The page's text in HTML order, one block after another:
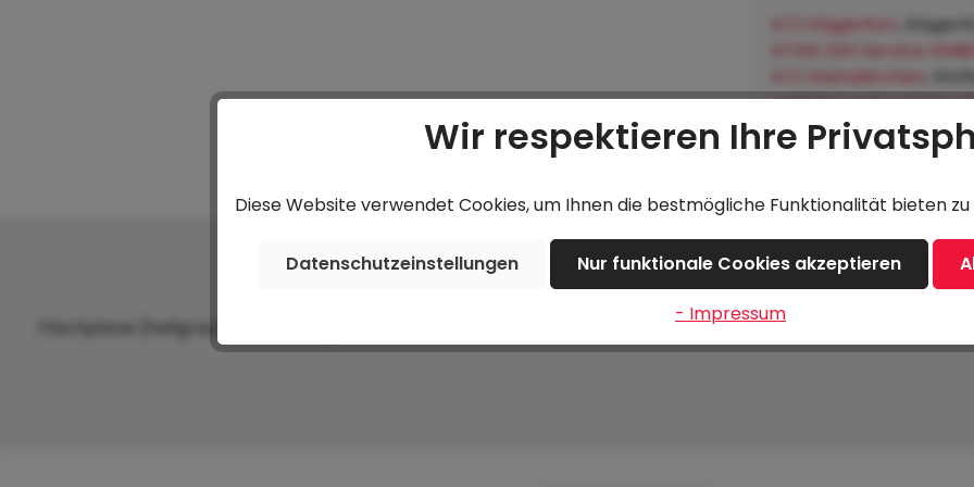
ATZ Klagenfurt ,
ATSW 24h Service GMBH
ATZ Steinakirchen
,
Hofkirchen an der
Beschreibung Bewertungen
Flachplane (hellgrau) zu PHL 5060/20 HD
Wir respektieren Ihre
Diese Website verwendet Cookies, um Ihnen die bestmögliche Funktionalität bieten zu
Datenschutzeinstellungen Nur funktionale Cookies akzeptieren
- Impressum